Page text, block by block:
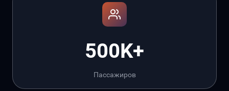
500K+
Пассажиров